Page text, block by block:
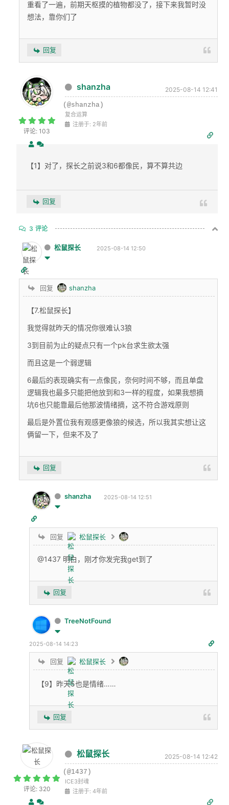
重看了一遍，前期天枢摸的植物都没了，接下来我暂时没
想法，靠你们了
回复
评论: 103
shanzha
2025-08-14 12:41
(@shanzha)
复合运算
注册于: 2年前
【1】对了，探长之前说3和6都像民，算不算共边
回复
3 评论
松鼠探长 2025-08-14 12:50
回复 shanzha
【7.松鼠探长】
我觉得就昨天的情况你很难认3狼
3到目前为止的疑点只有一个pk台求生欲太强
而且这是一个弱逻辑
6最后的表现确实有一点像民，奈何时间不够，而且单盘
逻辑我也最多只能把他放到和3一样的程度，如果我想摘
坑6也只能靠最后他那波情绪摘，这不符合游戏原则
最后是外置位我有观感更像狼的候选，所以我其实想让这
俩留一下，但来不及了
回复
shanzha 2025-08-14 12:51
回复 松鼠探长
@1437 明白，刚才你发完我get到了
回复
TreeNotFound
2025-08-14 14:23
回复 松鼠探长
【9】昨天5也是情绪……
回复
评论: 320
松鼠探长
2025-08-14 12:42
(@1437)
ICE3封魂
注册于: 4年前